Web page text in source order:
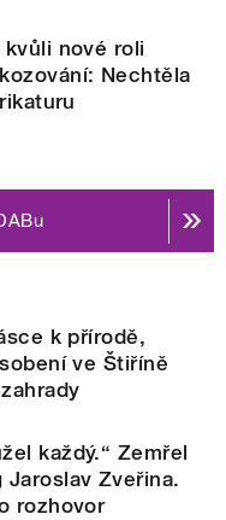
nové roli
Nechtěla
k přírodě,
ve Štiříně
každý.“ Zemřel
Jaroslav Zveřina.
rozhovor